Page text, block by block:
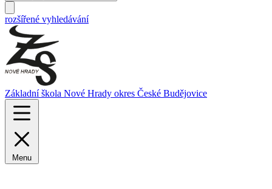
rozšířené vyhledávání
Základní škola Nové Hrady okres České Budějovice
Menu